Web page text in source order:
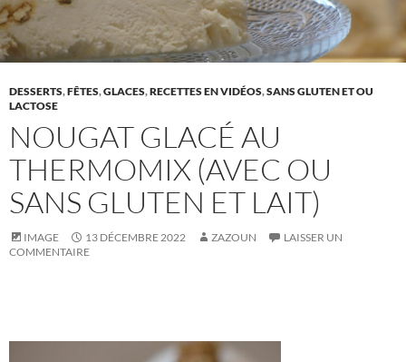
DESSERTS,FÊTES,GLACES,RECETTES EN VIDÉOS,SANS GLUTEN ET OU
LACTOSE
NOUGAT GLACÉ AU
THERMOMIX (AVEC OU
SANS GLUTEN ET LAIT)
IMAGE 13 DÉCEMBRE 2022 ZAZOUN
LAISSER UN
COMMENTAIRE